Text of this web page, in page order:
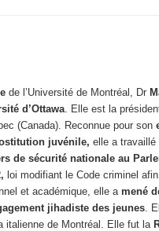
de l’Université de Montréal, Dr
d’Ottawa . Elle est la
(Canada). Reconnue pour son
juvénile, elle a travaillé
de sécurité nationale au
loi modifiant le Code criminel
et académique, elle amené
jihadiste des jeunes .
italienne de Montréal. Elle fut la